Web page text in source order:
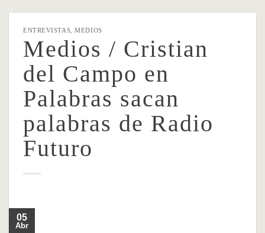
ENTREVISTAS ,MEDIOS
Medios / Cristian
del Campo en
Palabras sacan
palabras de Radio
Futuro
05
Abr